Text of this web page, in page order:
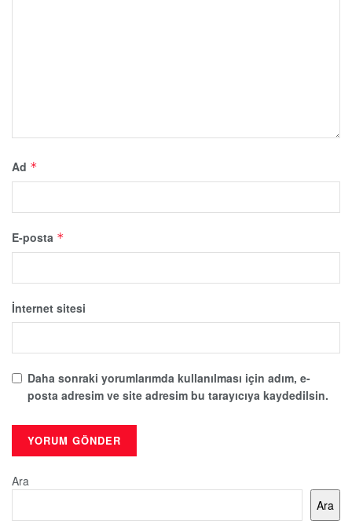
Ad *
E-posta *
İnternet sitesi
Daha sonraki yorumlarımda kullanılması için adım, e-
posta adresim ve site adresim bu tarayıcıya kaydedilsin.
Ara
Ara